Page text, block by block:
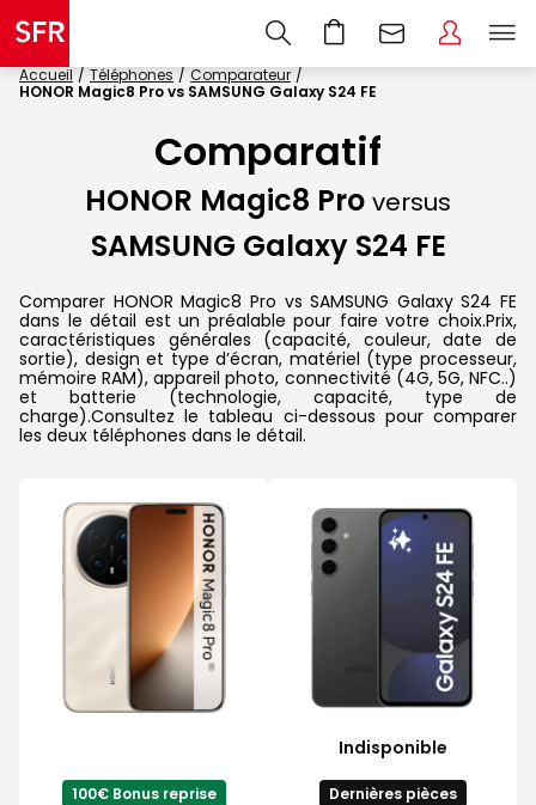
Accueil Téléphones
Comparateur
HONOR Magic8 Pro vs SAMSUNG Galaxy S24 FE
Comparatif
HONOR Magic8 Pro versus
SAMSUNG Galaxy S24 FE
Comparer HONOR Magic8 Pro vs SAMSUNG Galaxy S24 FE
dans le détail est un préalable pour faire votre choix.Prix,
caractéristiques générales (capacité, couleur, date de
sortie), design et type d’écran, matériel (type processeur,
mémoire RAM), appareil photo, connectivité (4G, 5G, NFC..)
et batterie (technologie, capacité, type de
charge).Consultez le tableau ci-dessous pour comparer
les deux téléphones dans le détail.
100€ Bonus reprise
Indisponible
Dernières pièces